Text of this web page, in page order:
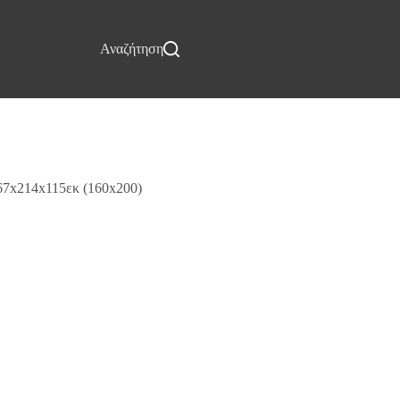
ΕπικοινωνίαΑναζήτηση